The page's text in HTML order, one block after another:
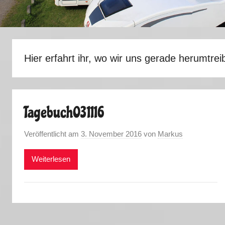
Hier erfahrt ihr, wo wir uns gerade
Tagebuch031116
Veröffentlicht am 3. November 2016 von Markus
Weiterlesen